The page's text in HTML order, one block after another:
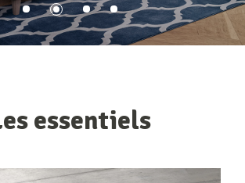
essentiels